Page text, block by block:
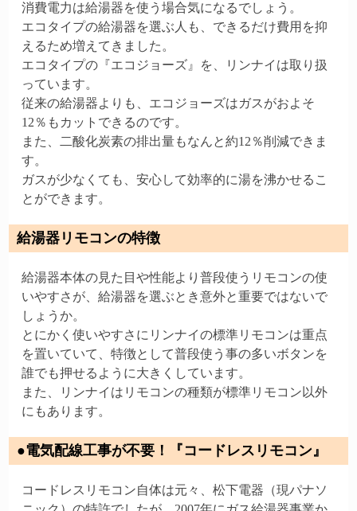
消費電力は給湯器を使う場合気になるでしょう。
エコタイプの給湯器を選ぶ人も、できるだけ費用を抑
えるため増えてきました。
エコタイプの『エコジョーズ』を、リンナイは取り扱
っています。
従来の給湯器よりも、エコジョーズはガスがおよそ
12％もカットできるのです。
また、二酸化炭素の排出量もなんと約12％削減できま
す。
ガスが少なくても、安心して効率的に湯を沸かせるこ
とができます。
給湯器リモコンの特徴
給湯器本体の見た目や性能より普段使うリモコンの使
いやすさが、給湯器を選ぶとき意外と重要ではないで
しょうか。
とにかく使いやすさにリンナイの標準リモコンは重点
を置いていて、特徴として普段使う事の多いボタンを
誰でも押せるように大きくしています。
また、リンナイはリモコンの種類が標準リモコン以外
にもあります。
●電気配線工事が不要！『コードレスリモコン』
コードレスリモコン自体は元々、松下電器（現パナソ